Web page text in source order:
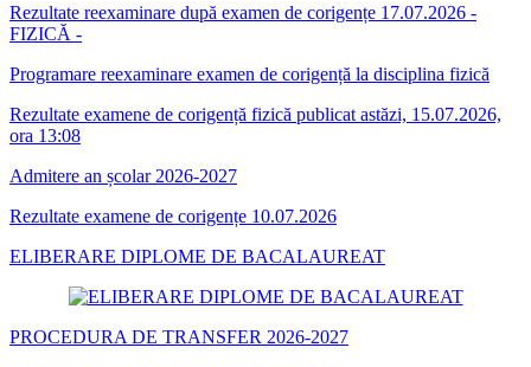
Rezultate reexaminare după examen de corigențe 17.07.2026 -
FIZICĂ -
Programare reexaminare examen de corigență la disciplina fizică
Rezultate examene de corigență fizică publicat astăzi, 15.07.2026,
ora 13:08
Admitere an școlar 2026-2027
Rezultate examene de corigențe 10.07.2026
ELIBERARE DIPLOME DE BACALAUREAT
PROCEDURA DE TRANSFER 2026-2027